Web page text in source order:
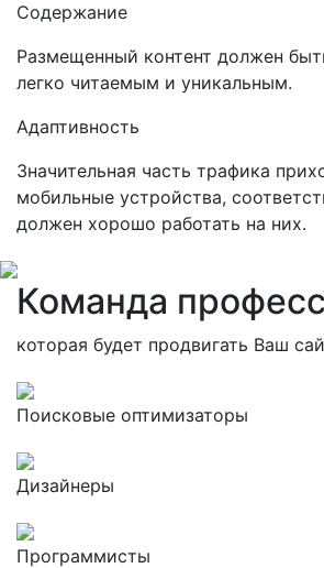
Содержание
Размещенный контент должен
легко читаемым и уникальным.
Адаптивность
Значительная часть трафика
мобильные устройства,
должен хорошо работать на них.
Команда
которая будет продвигать Ваш
Поисковые оптимизаторы
Дизайнеры
Программисты